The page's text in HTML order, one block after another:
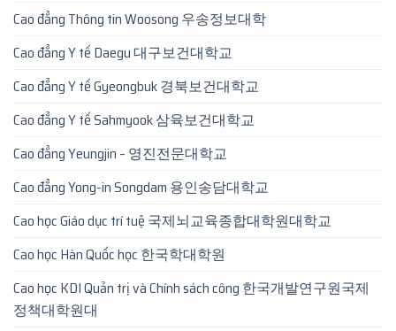
Cao đẳng Thông tin Woosong 우송정보대학
Cao đẳng Y tế Daegu 대구보건대학교
Cao đẳng Y tế Gyeongbuk 경북보건대학교
Cao đẳng Y tế Sahmyook 삼육보건대학교
Cao đẳng Yeungjin – 영진전문대학교
Cao đẳng Yong-in Songdam 용인송담대학교
Cao học Giáo dục trí tuệ 국제뇌교육종합대학원대학교
Cao học Hàn Quốc học 한국학대학원
Cao học KDI Quản trị và Chính sách công 한국개발연구원국제
정책대학원대